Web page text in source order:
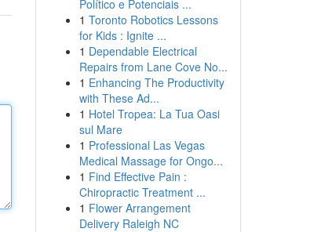
Político e Potenciais ...
1 Toronto Robotics Lessons
for Kids : Ignite ...
1 Dependable Electrical
Repairs from Lane Cove No...
1 Enhancing The Productivity
with These Ad...
1 Hotel Tropea: La Tua Oasi
sul Mare
1 Professional Las Vegas
Medical Massage for Ongo...
1 Find Effective Pain :
Chiropractic Treatment ...
1 Flower Arrangement
Delivery Raleigh NC